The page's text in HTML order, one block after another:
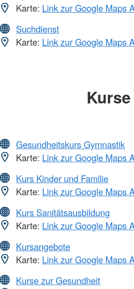
Karte: Link zur Google Maps
Suchdienst
Karte: Link zur Google Maps
Kurse
Gesundheitskurs Gymnastik
Karte: Link zur Google Maps
Kurs Kinder und Familie
Karte: Link zur Google Maps
Kurs Sanitätsausbildung
Karte: Link zur Google Maps
Kursangebote
Karte: Link zur Google Maps
Kurse zur Gesundheit